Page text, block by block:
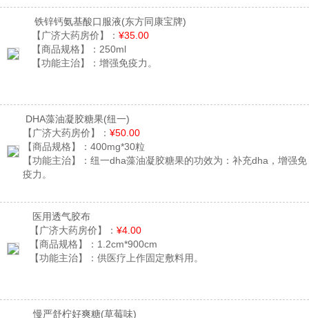
铁锌钙氨基酸口服液(东方同康宝牌)
【广济大药房价】： ¥35.00
【商品规格】： 250ml
【功能主治】： 增强免疫力。
DHA藻油凝胶糖果(纽一)
【广济大药房价】： ¥50.00
【商品规格】： 400mg*30粒
【功能主治】： 纽一dha藻油凝胶糖果的功效为：补充dha，增强免
疫力。
医用透气胶布
【广济大药房价】： ¥4.00
【商品规格】： 1.2cm*900cm
【功能主治】： 供医疗上作固定敷料用。
慢严舒柠好爽糖(草莓味)